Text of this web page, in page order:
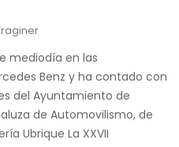
mediodía en las
Benz y ha contado con
del Ayuntamiento de
de Automovilismo, de
Ubrique La XXVII